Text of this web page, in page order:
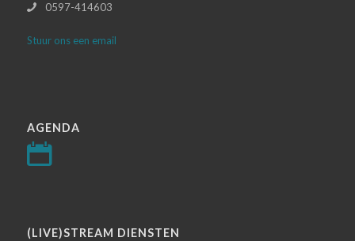
0597-414603
Stuur ons een email
AGENDA
(LIVE)STREAM DIENSTEN